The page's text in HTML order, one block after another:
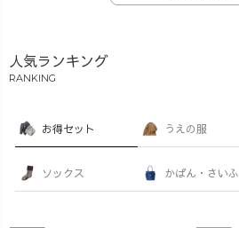
人気ランキング
RANKING
お得セット うえの服
ソックス かばん・さいふ